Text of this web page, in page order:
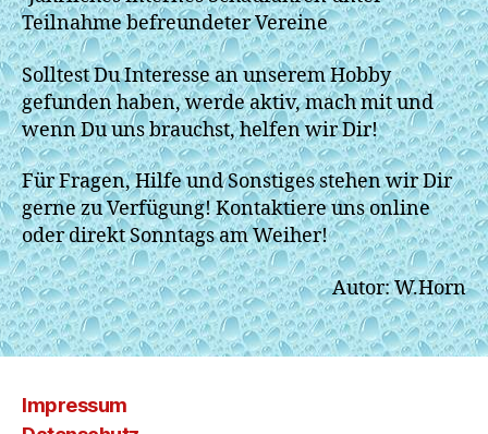
Teilnahme befreundeter Vereine
Solltest Du Interesse an unserem Hobby
gefunden haben, werde aktiv, mach mit und
wenn Du uns brauchst, helfen wir Dir!
Für Fragen, Hilfe und Sonstiges stehen wir Dir
gerne zu Verfügung! Kontaktiere uns online
oder direkt Sonntags am Weiher!
Autor: W.Horn
Impressum